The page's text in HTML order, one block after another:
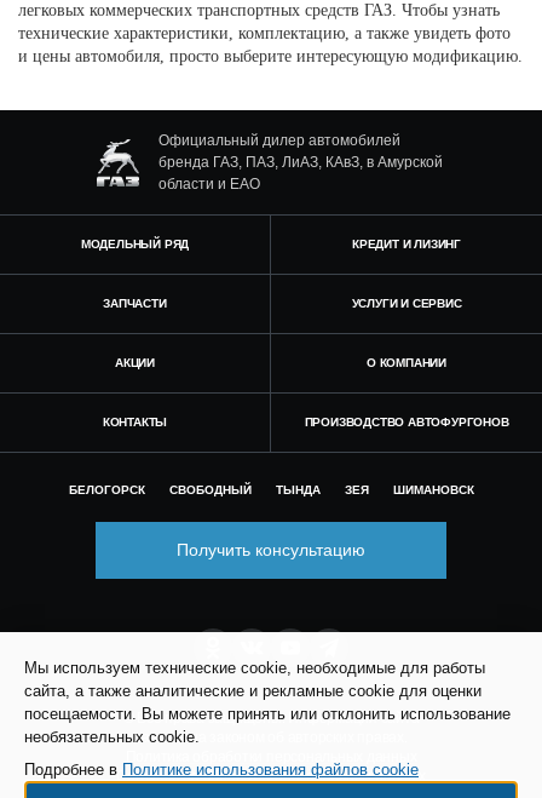
легковых коммерческих транспортных средств ГАЗ. Чтобы узнать
технические характеристики, комплектацию, а также увидеть фото
и цены автомобиля, просто выберите интересующую модификацию.
Официальный дилер автомобилей
бренда ГАЗ, ПАЗ, ЛиАЗ, КАвЗ, в Амурской
области и ЕАО
МОДЕЛЬНЫЙ РЯД КРЕДИТ И ЛИЗИНГ
ЗАПЧАСТИ УСЛУГИ И СЕРВИС
АКЦИИ О КОМПАНИИ
КОНТАКТЫ ПРОИЗВОДСТВО АВТОФУРГОНОВ
БЕЛОГОРСК СВОБОДНЫЙ ТЫНДА ЗЕЯ ШИМАНОВСК
Получить консультацию
© Все права защищены. Информация сайта
защищена законом об авторских правах.
Согласие на обработку персональных данных
Мы используем технические cookie, необходимые для работы
сайта, а также аналитические и рекламные cookie для оценки
посещаемости. Вы можете принять или отклонить использование
необязательных cookie.
Подробнее в Политике использования файлов cookie